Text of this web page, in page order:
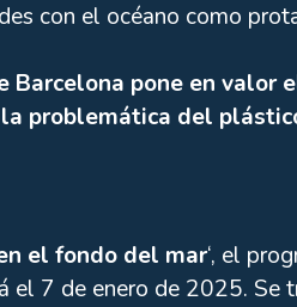
con el océano como
Barcelona pone en valor
problemática del
el fondo del mar‘, el
7 de enero de 2025. Se